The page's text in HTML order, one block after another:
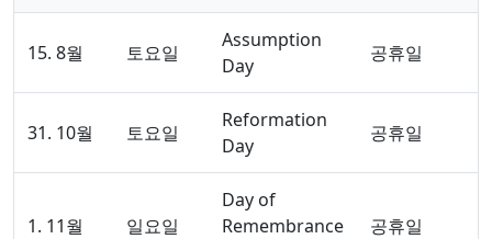
15. 8월 토요일
Assumption
Day
공휴일
31. 10월 토요일
Reformation
Day
공휴일
1. 11월 일요일
Day of
Remembrance
공휴일